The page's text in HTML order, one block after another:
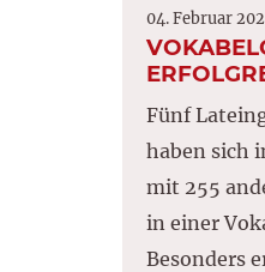
04. Februar
Fünf
haben sich
mit 255
in einer
Besonders